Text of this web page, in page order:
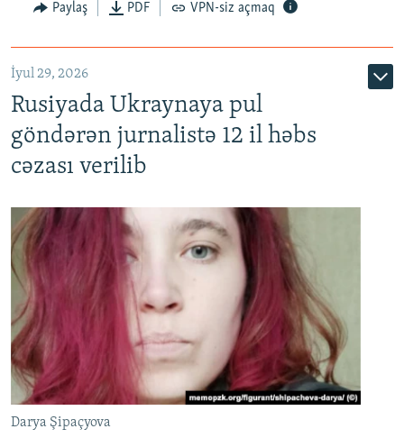
Paylaş PDF VPN-siz açmaq
İyul 29, 2026
Rusiyada Ukraynaya pul
göndərən jurnalistə 12 il həbs
cəzası verilib
Darya Şipaçyova